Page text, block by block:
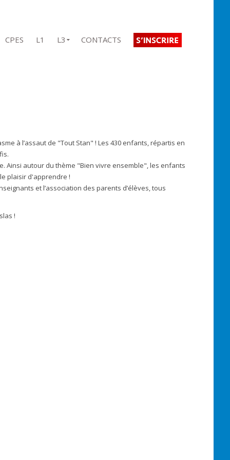
CPES L1 L3 CONTACTS
à l’assaut de "Tout Stan" ! Les 430 enfants, répartis en
Ainsi autour du thème "Bien vivre ensemble", les enfants
plaisir d'apprendre !
et l’association des parents d’élèves, tous
!